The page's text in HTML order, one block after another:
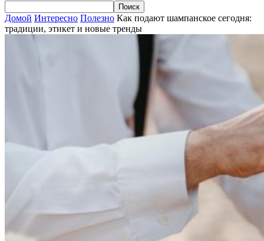
Домой Интересно Полезно Как подают шампанское сегодня:
традиции, этикет и новые тренды